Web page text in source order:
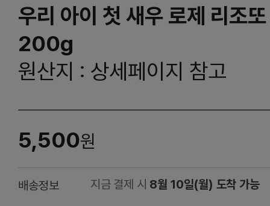
우리 아이 첫 새우 로제 리조또
200g
원산지 : 상세페이지 참고
5,500원
배송정보 지금 결제 시 8월 10일(월) 도착 가능